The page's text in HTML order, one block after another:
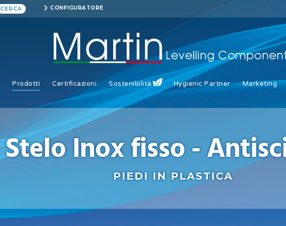
CERCA CONFIGURATORE
Prodotti Certificazioni Sostenibilità Hygienic Partner Marketing
Stelo Inox fisso -
PIEDI IN PLASTICA